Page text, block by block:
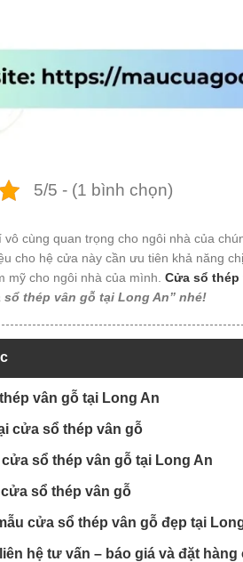
5/5 - (1 bình chọn)
vô cùng quan trọng cho ngôi nhà của
cho hệ cửa này cần ưu tiên khả năng
mỹ cho ngôi nhà của mình. Cửa sổ thép
sổ thép vân gỗ tại Long An” nhé!
vân gỗ tại Long An
cửa sổ thép vân gỗ
cửa sổ thép vân gỗ tại Long An
sổ thép vân gỗ
cửa sổ thép vân gỗ đẹp tại
hệ tư vấn – báo giá và đặt hàng